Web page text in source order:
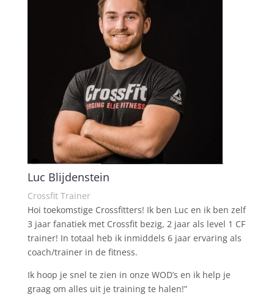
Luc Blijdenstein
Crossfit Trainer
Hoi toekomstige Crossfitters! Ik ben Luc en ik ben zelf
3 jaar fanatiek met Crossfit bezig, 2 jaar als level 1 CF
trainer! In totaal heb ik inmiddels 6 jaar ervaring als
coach/trainer in de fitness.
Ik hoop je snel te zien in onze WOD’s en ik help je
graag om alles uit je training te halen!”